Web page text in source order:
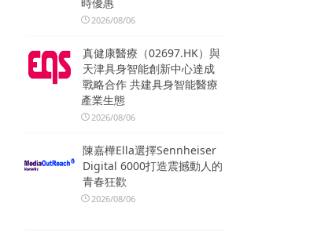
2026/08/06
真健康醫療（02697.HK）與
天津具身智能創新中心達成
戰略合作 共建具身智能醫療
產業生態
2026/08/06
陳嘉樺Ella選擇Sennheiser
Digital 6000打造震撼動人的
青春狂歡
2026/08/06